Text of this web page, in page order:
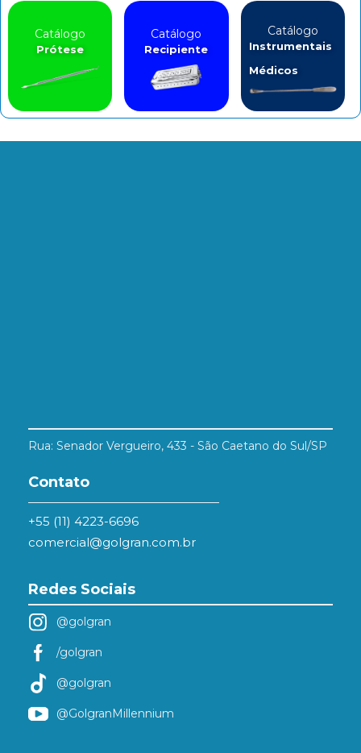
Catálogo
Prótese
Catálogo
Recipiente
Catálogo
Instrumentais
Médicos
Rua: Senador Vergueiro, 433 - São Caetano do Sul/SP
Contato
+55 (11) 4223-6696
comercial@golgran.com.br
Redes Sociais
@golgran
/golgran
@golgran
@GolgranMillennium